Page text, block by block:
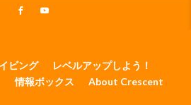
ビング
レベルアップしよう！
情報ボックス About Crescent